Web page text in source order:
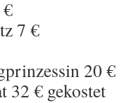
7 €
20 €
32 € gekostet